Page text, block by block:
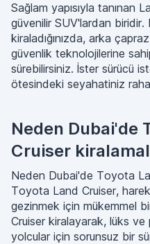
Sağlam yapısıyla tanınan
güvenilir SUV'lardan biridir.
kiraladığınızda, arka
güvenlik teknolojilerine
sürebilirsiniz. İster sürücü
ötesindeki seyahatiniz
Neden Dubai'de
Cruiser
Neden Dubai'de Toyota
Toyota Land Cruiser,
gezinmek için mükemmel
Cruiser kiralayarak, lüks
yolcular için sorunsuz bir